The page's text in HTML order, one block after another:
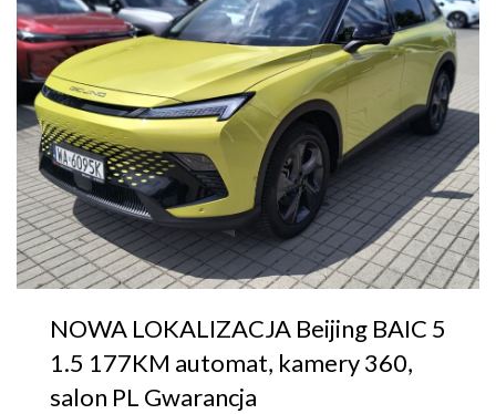
NOWA LOKALIZACJA Beijing BAIC 5
1.5 177KM automat, kamery 360,
salon PL Gwarancja